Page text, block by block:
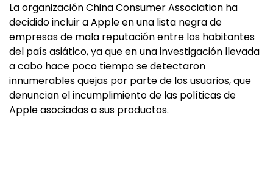
La organización China Consumer Association ha
decidido incluir a Apple en una lista negra de
empresas de mala reputación entre los habitantes
del país asiático, ya que en una investigación llevada
a cabo hace poco tiempo se detectaron
innumerables quejas por parte de los usuarios, que
denuncian el incumplimiento de las políticas de
Apple asociadas a sus productos.